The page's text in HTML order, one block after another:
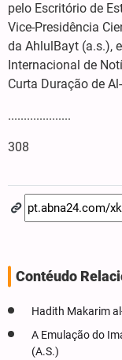
pelo Escritório de
Vice-Presidência
da AhlulBayt (a.s.),
Internacional de
Curta Duração de
....................
308
Contéudo
Hadith Makarim
A Emulação do
(A.S.)